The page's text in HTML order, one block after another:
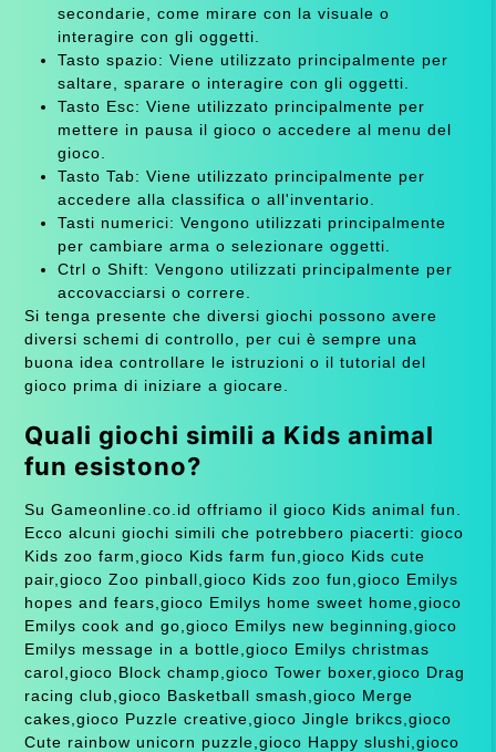
secondarie, come mirare con la visuale o
interagire con gli oggetti.
Tasto spazio: Viene utilizzato principalmente per
saltare, sparare o interagire con gli oggetti.
Tasto Esc: Viene utilizzato principalmente per
mettere in pausa il gioco o accedere al menu del
gioco.
Tasto Tab: Viene utilizzato principalmente per
accedere alla classifica o all'inventario.
Tasti numerici: Vengono utilizzati principalmente
per cambiare arma o selezionare oggetti.
Ctrl o Shift: Vengono utilizzati principalmente per
accovacciarsi o correre.
Si tenga presente che diversi giochi possono avere
diversi schemi di controllo, per cui è sempre una
buona idea controllare le istruzioni o il tutorial del
gioco prima di iniziare a giocare.
Quali giochi simili a Kids animal
fun esistono?
Su Gameonline.co.id offriamo il gioco Kids animal fun.
Ecco alcuni giochi simili che potrebbero piacerti: gioco
Kids zoo farm,gioco Kids farm fun,gioco Kids cute
pair,gioco Zoo pinball,gioco Kids zoo fun,gioco Emilys
hopes and fears,gioco Emilys home sweet home,gioco
Emilys cook and go,gioco Emilys new beginning,gioco
Emilys message in a bottle,gioco Emilys christmas
carol,gioco Block champ,gioco Tower boxer,gioco Drag
racing club,gioco Basketball smash,gioco Merge
cakes,gioco Puzzle creative,gioco Jingle brikcs,gioco
Cute rainbow unicorn puzzle,gioco Happy slushi,gioco